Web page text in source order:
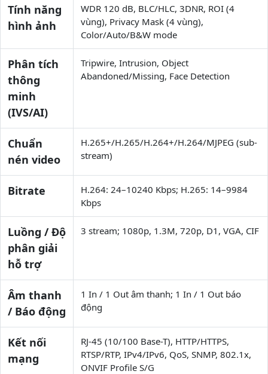
Tính năng
hình ảnh
WDR 120 dB, BLC/HLC, 3DNR, ROI (4
vùng), Privacy Mask (4 vùng),
Color/Auto/B&W mode
Phân tích
thông
minh
(IVS/AI)
Tripwire, Intrusion, Object
Abandoned/Missing, Face Detection
Chuẩn
nén video
H.265+/H.265/H.264+/H.264/MJPEG (sub-
stream)
Bitrate
H.264: 24–10240 Kbps; H.265: 14–9984
Kbps
Luồng / Độ
phân giải
hỗ trợ
3 stream; 1080p, 1.3M, 720p, D1, VGA, CIF
Âm thanh
/ Báo động
1 In / 1 Out âm thanh; 1 In / 1 Out báo
động
Kết nối
mạng
RJ-45 (10/100 Base-T), HTTP/HTTPS,
RTSP/RTP, IPv4/IPv6, QoS, SNMP, 802.1x,
ONVIF Profile S/G